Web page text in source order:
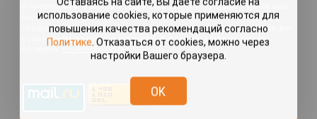
и читателями, являются объектами авторского права. Полное или
частичное использование материалов, размещённых на портале
«Красраб.ру», допускается только с письменного согласия редакции
с указанием ссылки на источник. Все вопросы можно задать
redaktor@krasrab.krsn.ru
повышения качества рекомендаций согласно
Политике. Отказаться от cookies, можно через
настройки Вашего браузера.